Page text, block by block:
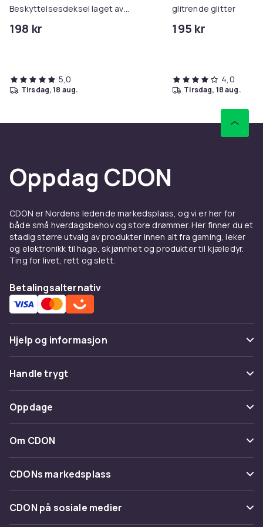
Børstet turkis
Produktsikkerhetsinformasjon
Beskyttelsesdeksel laget av
design
198 kr
5,0
tirsdag, 18 aug.
glitrende glitter
195 kr
4,0
tirsdag, 18 aug.
Oppdag CDON
CDON er Nordens ledende markedsplass, og vi er her for
både små hverdagsbehov og store drømmer. Her finner du et
stadig større utvalg av produkter innen alt fra gaming, leker
og elektronikk til hage, skjønnhet og produkter til kjæledyr.
Ting for livet, rett og slett.
Betalingsalternativ
Hjelp og informasjon
Vanlige spørsmål
Spor pakke
Angre & returner her
Kontakt oss
Handle trygt
Betaling
Levering
Tilbakekallinger
Oppdage
Kategorier
Varemerker
Om CDON
Om oss
Kundeanmeldelser
Jobbe på CDON
CDONs markedsplass
Merchant Help Center
CDON på sosiale medier